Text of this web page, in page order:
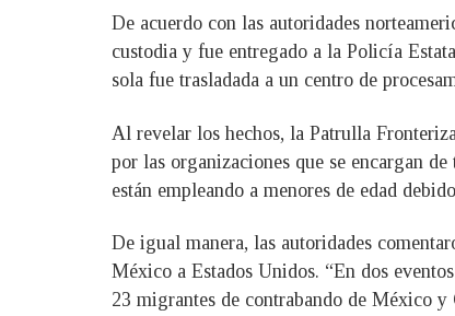
De acuerdo con las autoridades
custodia y fue entregado a la Policía
sola fue trasladada a un centro de
Al revelar los hechos, la Patrulla
por las organizaciones que se encargan
están empleando a menores de edad
De igual manera, las autoridades
México a Estados Unidos. “En dos
23 migrantes de contrabando de México